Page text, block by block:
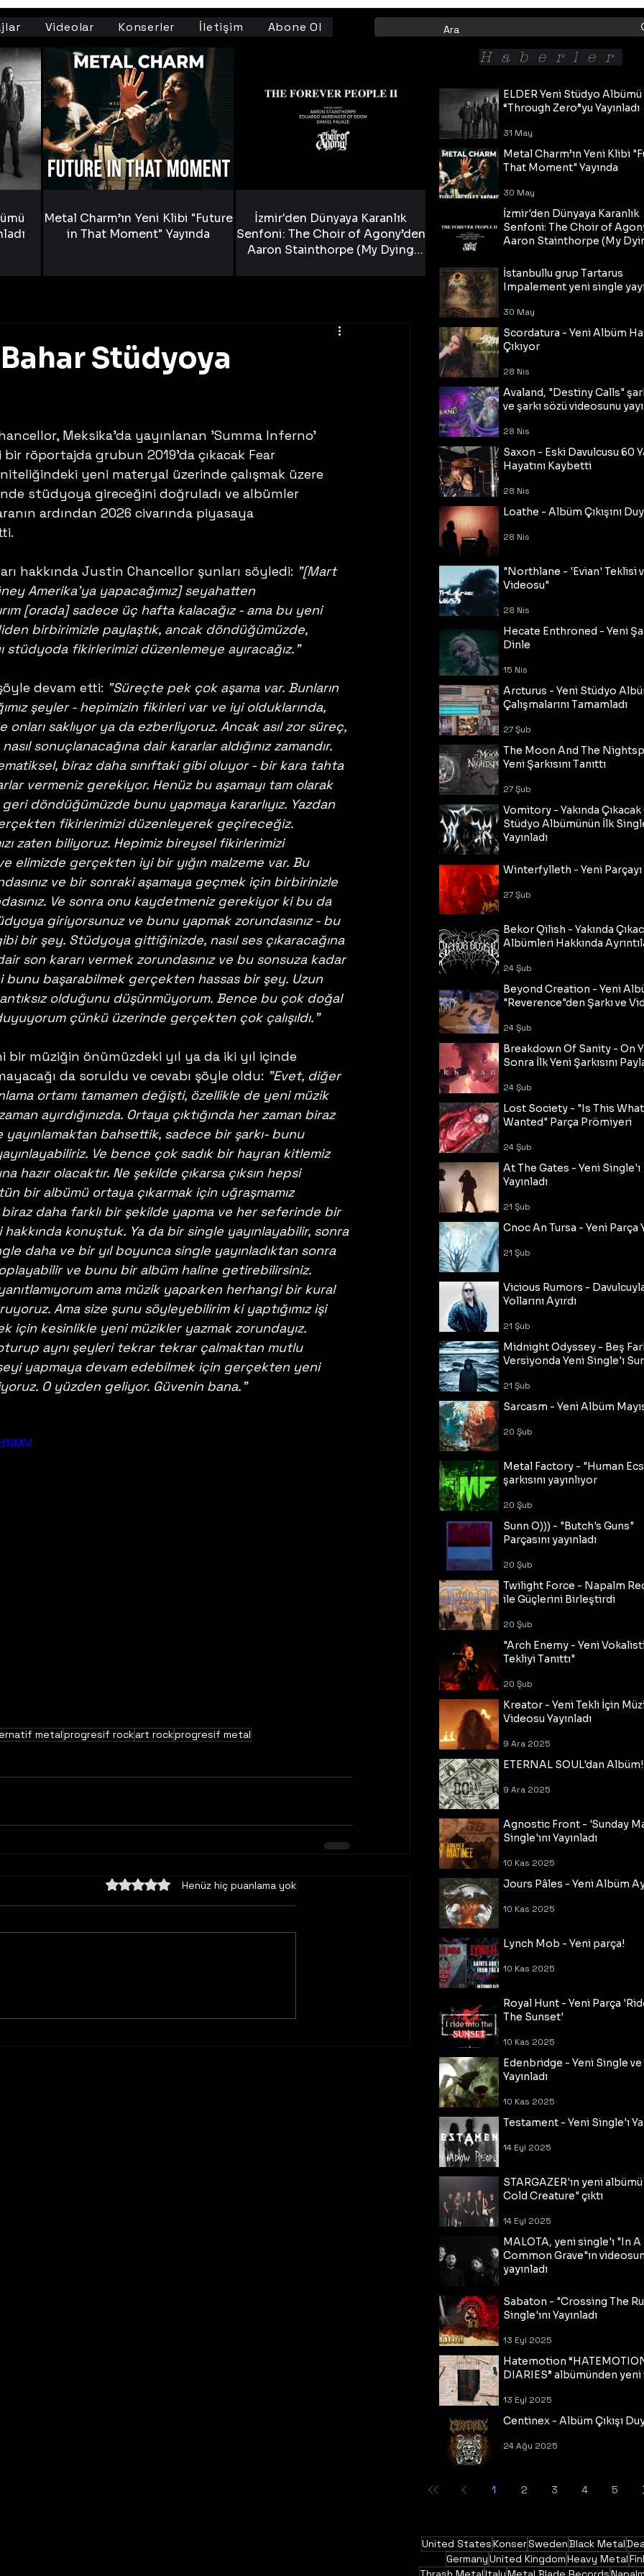
Videolar Konserler İletişim Abone Ol
Stüdyoya
Meksika'da yayınlanan 'Summa Inferno'
röportajda grubun 2019'da çıkacak Fear
yeni materyal üzerinde çalışmak üzere
stüdyoya gireceğini doğruladı ve albümler
ardından 2026 civarında piyasaya
hakkında Justin Chancellor şunları söyledi: "[Mart
Amerika'ya yapacağımız] seyahatten
[orada] sadece üç hafta kalacağız - ama bu yeni
birbirimizle paylaştık, ancak döndüğümüzde,
stüdyoda fikirlerimizi düzenlemeye ayıracağız."
devam etti: "Süreçte pek çok aşama var. Bunların
şeyler - hepimizin fikirleri var ve iyi olduklarında,
saklıyor ya da ezberliyoruz. Ancak asıl zor süreç,
sonuçlanacağına dair kararlar aldığınız zamandır.
biraz daha sınıftaki gibi oluyor - bir kara tahta
vermeniz gerekiyor. Henüz bu aşamayı tam olarak
geri döndüğümüzde bunu yapmaya kararlıyız. Yazdan
fikirlerimizi düzenleyerek geçireceğiz.
zaten biliyoruz. Hepimiz bireysel fikirlerimizi
elimizde gerçekten iyi bir yığın malzeme var. Bu
ve bir sonraki aşamaya geçmek için birbirinizle
Ve sonra onu kaydetmeniz gerekiyor ki bu da
giriyorsunuz ve bunu yapmak zorundasınız - bu
bir şey. Stüdyoya gittiğinizde, nasıl ses çıkaracağına
son kararı vermek zorundasınız ve bu sonsuza kadar
bunu başarabilmek gerçekten hassas bir şey. Uzun
olduğunu düşünmüyorum. Bence bu çok doğal
çünkü üzerinde gerçekten çok çalışıldı."
müziğin önümüzdeki yıl ya da iki yıl içinde
da soruldu ve cevabı şöyle oldu: "Evet, diğer
ortamı tamamen değişti, özellikle de yeni müzik
ayırdığınızda. Ortaya çıktığında her zaman biraz
yayınlamaktan bahsettik, sadece bir şarkı- bunu
Ve bence çok sadık bir hayran kitlemiz
hazır olacaktır. Ne şekilde çıkarsa çıksın hepsi
bir albümü ortaya çıkarmak için uğraşmamız
daha farklı bir şekilde yapma ve her seferinde bir
konuştuk. Ya da bir single yayınlayabilir, sonra
daha ve bir yıl boyunca single yayınladıktan sonra
ve bunu bir albüm haline getirebilirsiniz.
ama müzik yaparken herhangi bir kural
Ama size şunu söyleyebilirim ki yaptığımız işi
için kesinlikle yeni müzikler yazmak zorundayız.
aynı şeyleri tekrar tekrar çalmaktan mutlu
yapmaya devam edebilmek için gerçekten yeni
O yüzden geliyor. Güvenin bana."
metalprogresif rockart rockprogresif metal
5 üzerinden 0 yıldızHenüz hiç puanlama yok
Metal Charm’ın Yeni Klibi "Future
in That Moment" Yayında
İzmir'den Dünyaya Karanlık
Senfoni: The Choir of Agony’den
Aaron Stainthorpe (My Dying
ELDER Yeni Stüdyo Albümü
“Through Zero”yu Yayınladı
31 May
Metal Charm’ın Yeni Klibi
That Moment" Yayında
30 May
İzmir'den Dünyaya Karanlık
Senfoni: The Choir of
Aaron Stainthorpe (My
Tekli!
30 May
İstanbullu grup Tartarus
Impalement yeni single
30 May
Scordatura - Yeni Albüm
Çıkıyor
28 Nis
Avaland, "Destiny Calls"
ve şarkı sözü videosunu
28 Nis
Saxon - Eski Davulcusu 60
Hayatını Kaybetti
28 Nis
Loathe - Albüm Çıkışını
28 Nis
"Northlane - 'Evian' Teklisi
Videosu"
28 Nis
Hecate Enthroned - Yeni
Dinle
15 Nis
Arcturus - Yeni Stüdyo
Çalışmalarını Tamamladı
27 Şub
The Moon And The
Yeni Şarkısını Tanıttı
27 Şub
Vomitory - Yakında
Stüdyo Albümünün İlk
Yayınladı
Winterfylleth - Yeni Parçayı
27 Şub
Bekor Qilish - Yakında
Albümleri Hakkında
24 Şub
Beyond Creation - Yeni
"Reverence"den Şarkı ve
24 Şub
Breakdown Of Sanity - On
Sonra İlk Yeni Şarkısını
24 Şub
Lost Society - "Is This
Wanted" Parça Prömiyeri
24 Şub
At The Gates - Yeni Single'ı
Yayınladı
21 Şub
Cnoc An Tursa - Yeni Parça
21 Şub
Vicious Rumors -
Yollarını Ayırdı
21 Şub
Midnight Odyssey - Beş
Versiyonda Yeni Single'ı
21 Şub
Sarcasm - Yeni Albüm
20 Şub
Metal Factory - "Human
şarkısını yayınlıyor
20 Şub
Sunn O))) - "Butch's Guns"
Parçasını yayınladı
20 Şub
Twilight Force - Napalm
ile Güçlerini Birleştirdi
20 Şub
"Arch Enemy - Yeni
Tekliyi Tanıttı"
20 Şub
Kreator - Yeni Tekli İçin
Videosu Yayınladı
9 Ara 2025
ETERNAL SOUL'dan Albüm!
9 Ara 2025
Agnostic Front - 'Sunday
Single'ını Yayınladı
10 Kas 2025
Jours Pâles - Yeni Albüm
10 Kas 2025
Lynch Mob - Yeni parça!
10 Kas 2025
Royal Hunt - Yeni Parça
The Sunset'
10 Kas 2025
Edenbridge - Yeni Single
Yayınladı
10 Kas 2025
Testament - Yeni Single'ı
14 Eyl 2025
STARGAZER'ın yeni
Cold Creature" çıktı
14 Eyl 2025
MALOTA, yeni single'ı "In A
Common Grave"ın
yayınladı
Sabaton - "Crossing The
Single'ını Yayınladı
13 Eyl 2025
Hatemotion
DIARIES” albümünden
13 Eyl 2025
Centinex - Albüm Çıkışı
24 Ağu 2025
1 2 3 4 5
United StatesKonserSwedenBlack Metal
GermanyUnited KingdomHeavy Metal
Haberler